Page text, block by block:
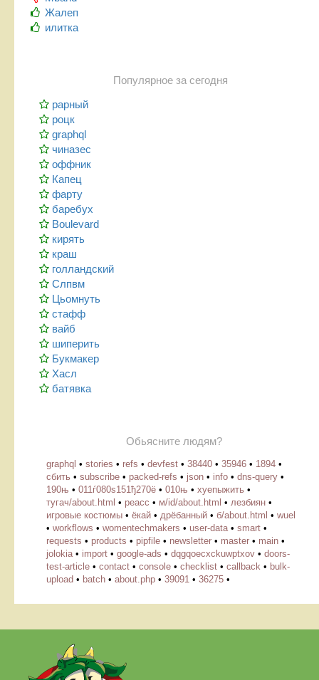
Жалеп
илитка
Популярное за сегодня
рарный
роцк
graphql
чиназес
оффник
Капец
фарту
баребух
Boulevard
кирять
краш
голландский
Слпвм
Цьомнуть
стафф
вайб
шиперить
Букмакер
Хасл
батявка
Обьясните людям?
graphql • stories • refs • devfest • 38440 • 35946 • 1894 •
сбить • subscribe • packed-refs • json • info • dns-query •
190њ • 011ѓ080ѕ151ђ270ё • 010њ • хуепыжить •
тугач/about.html • реасс • м/id/about.html • лезбиян •
игровые костюмы • ёкай • дрёбанный • б/about.html • wuel
• workflows • womentechmakers • user-data • smart •
requests • products • pipfile • newsletter • master • main •
jolokia • import • google-ads • dqgqoecxckuwptxov • doors-
test-article • contact • console • checklist • callback • bulk-
upload • batch • about.php • 39091 • 36275 •